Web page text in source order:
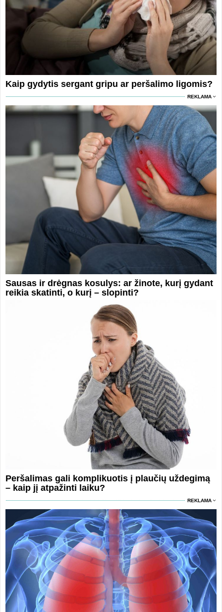
Kaip gydytis sergant gripu ar peršalimo ligomis?
REKLAMA
Sausas ir drėgnas kosulys: ar žinote, kurį gydant
reikia skatinti, o kurį – slopinti?
Peršalimas gali komplikuotis į plaučių uždegimą
– kaip jį atpažinti laiku?
REKLAMA